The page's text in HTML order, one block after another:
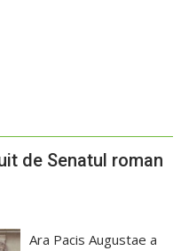
de Senatul roman
Ara Pacis Augustae a